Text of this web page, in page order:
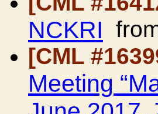
NCKRI
[CML
Meeting